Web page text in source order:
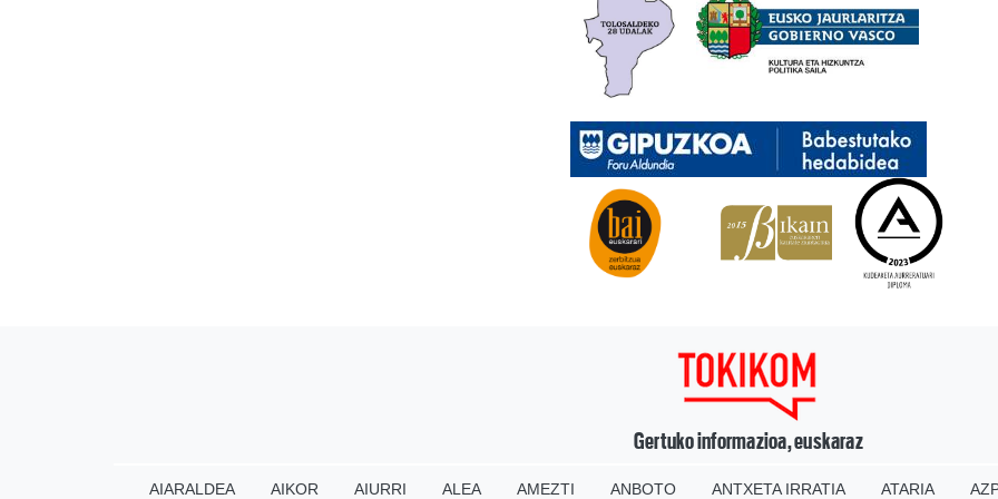
Gertuko informazioa, euskaraz
AIARALDEA AIKOR AIURRI ALEA AMEZTI ANBOTO ANTXETA IRRATIA ATARIA